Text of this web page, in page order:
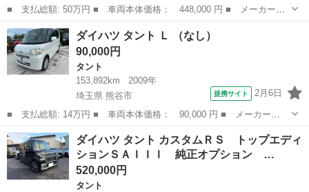
■ 支払総額: 50万円 ■ 車両本体価格： 448,000 円 ■ メーカー
名： ダイハツ ■ 車種名： ミラジーノ ■ グレード名： ミニラ
イト 禁煙車 ユーザー様より直接買取 ミニライト１５ＡＷ 純正
オーディオ ミ...
神奈川 藤沢市 ミラジーノ
ダイハツ タント Ｌ （なし）
90,000円
タント
153,892km
2009年
埼玉県 熊谷市
提携サイト 2月6日
■ 支払総額: 14万円 ■ 車両本体価格： 90,000 円 ■ メーカー
名： ダイハツ ■ 車種名： タント ■ グレード名： Ｌ ■ 排気
量： 660cc ■ ドア枚数： 5D ■ ミッション： AT4速 ■ 店舗P...
埼玉 熊谷市 タント
ダイハツ タント カスタムＲＳ トップエディ
ションＳＡＩＩＩ 純正オプション …
520,000円
タント